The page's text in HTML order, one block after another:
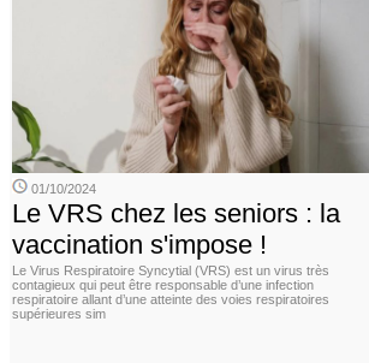
01/10/2024
Le VRS chez les seniors : la
vaccination s'impose !
Le Virus Respiratoire Syncytial (VRS) est un virus très
contagieux qui peut être responsable d’une infection
respiratoire allant d’une atteinte des voies respiratoires
supérieures sim